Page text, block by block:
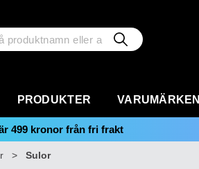
PRODUKTER VARUMÄRKEN
499 kronor från fri frakt
> Sulor